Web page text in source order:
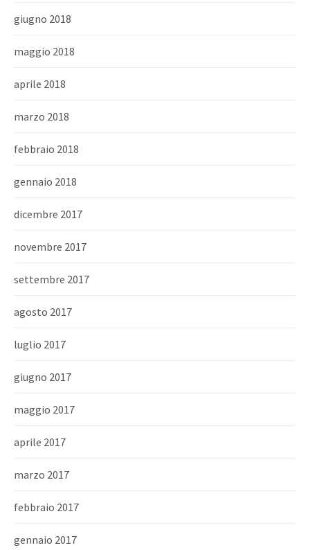
giugno 2018
maggio 2018
aprile 2018
marzo 2018
febbraio 2018
gennaio 2018
dicembre 2017
novembre 2017
settembre 2017
agosto 2017
luglio 2017
giugno 2017
maggio 2017
aprile 2017
marzo 2017
febbraio 2017
gennaio 2017